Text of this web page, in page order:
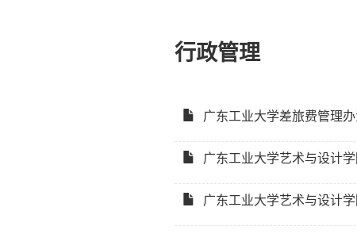
行政管理
广东工业大学差旅费管理
广东工业大学艺术与设计
广东工业大学艺术与设计